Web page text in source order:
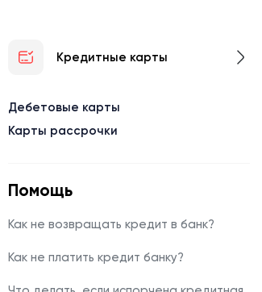
Кредитные карты
Дебетовые карты
Карты рассрочки
Помощь
Как не возвращать кредит в банк?
Как не платить кредит банку?